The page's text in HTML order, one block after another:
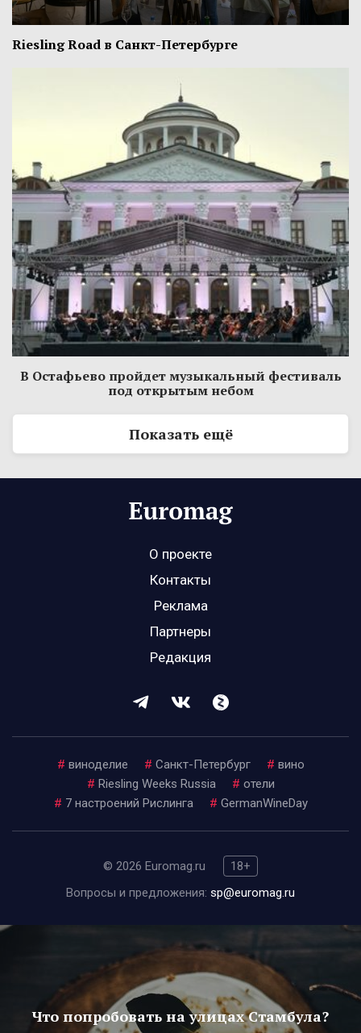
Riesling Road в Санкт-Петербурге
В Остафьево пройдет музыкальный фестиваль
под открытым небом
Показать ещё
О проекте
Контакты
Реклама
Партнеры
Редакция
# виноделие # Санкт-Петербург # вино
# Riesling Weeks Russia # отели
# 7 настроений Рислинга # GermanWineDay
© 2026 Euromag.ru
18+
Вопросы и предложения: sp@euromag.ru
Что попробовать на улицах Стамбула?